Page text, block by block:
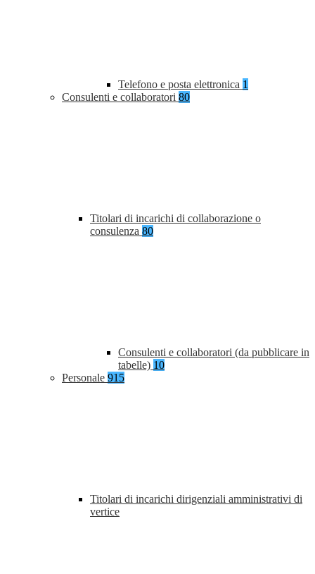
Telefono e posta elettronica 1
Consulenti e collaboratori 80
Titolari di incarichi di collaborazione o
consulenza 80
Consulenti e collaboratori (da pubblicare in
tabelle) 10
Personale 915
Titolari di incarichi dirigenziali amministrativi di
vertice